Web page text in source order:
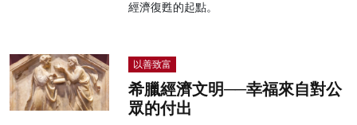
經濟復甦的起點。
以善致富
希臘經濟文明──幸福來自對公
眾的付出